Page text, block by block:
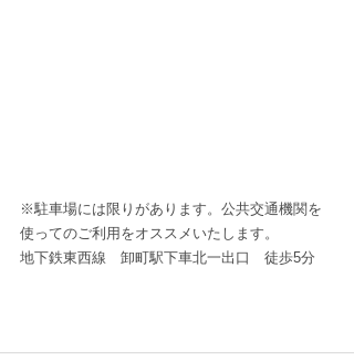
※駐車場には限りがあります。公共交通機関を
使ってのご利用をオススメいたします。
地下鉄東西線　卸町駅下車北一出口　徒歩5分